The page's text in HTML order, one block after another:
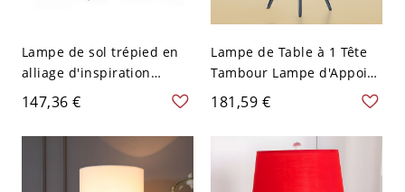
Lampe de sol trépied en
alliage d'inspiration
asiatique avec abat-jour
en papier craie et
interrupteur à bascule,
interrupteur inclus, 110V-
147,36 €
Lampe de Table à 1 Tête
Tambour Lampe d'Appoint
Moderne en Verre avec
Interrupteur - 110 V-120 V
Beige 20,32 cm
181,59 €